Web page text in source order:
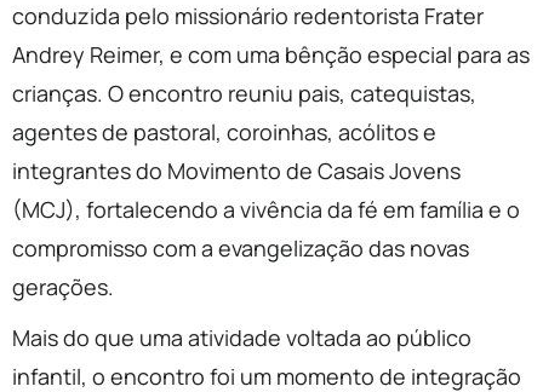
conduzida pelo missionário redentorista Frater
Andrey Reimer, e com uma bênção especial para as
crianças. O encontro reuniu pais, catequistas,
agentes de pastoral, coroinhas, acólitos e
integrantes do Movimento de Casais Jovens
(MCJ), fortalecendo a vivência da fé em família e o
compromisso com a evangelização das novas
gerações.
Mais do que uma atividade voltada ao público
infantil, o encontro foi um momento de integração